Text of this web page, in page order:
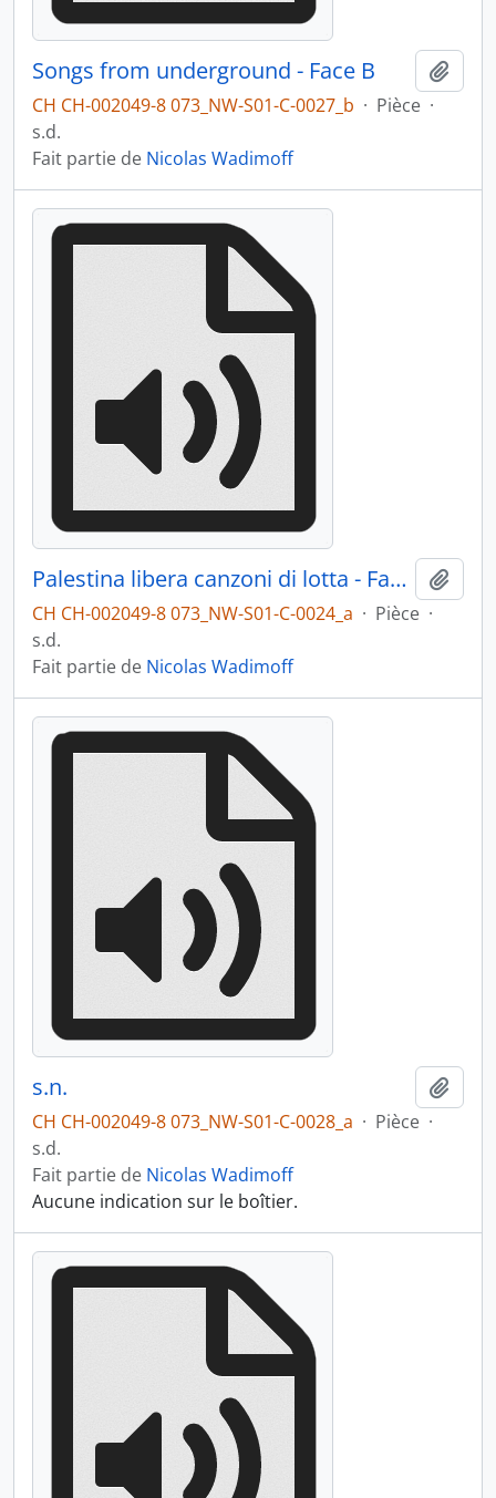
Songs from underground - Face B
CH CH-002049-8 073_NW-S01-C-0027_b · Pièce ·
s.d.
Fait partie de Nicolas Wadimoff
Palestina libera canzoni di lotta - Face A
CH CH-002049-8 073_NW-S01-C-0024_a · Pièce ·
s.d.
Fait partie de Nicolas Wadimoff
s.n.
CH CH-002049-8 073_NW-S01-C-0028_a · Pièce ·
s.d.
Fait partie de Nicolas Wadimoff
Aucune indication sur le boîtier.